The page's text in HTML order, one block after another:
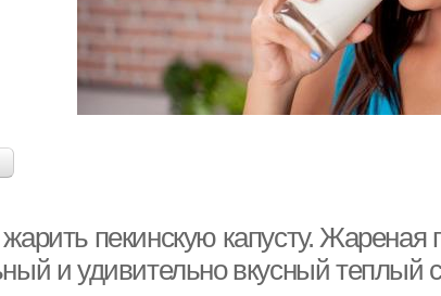
пекинскую капусту. Жареная
и удивительно вкусный теплый